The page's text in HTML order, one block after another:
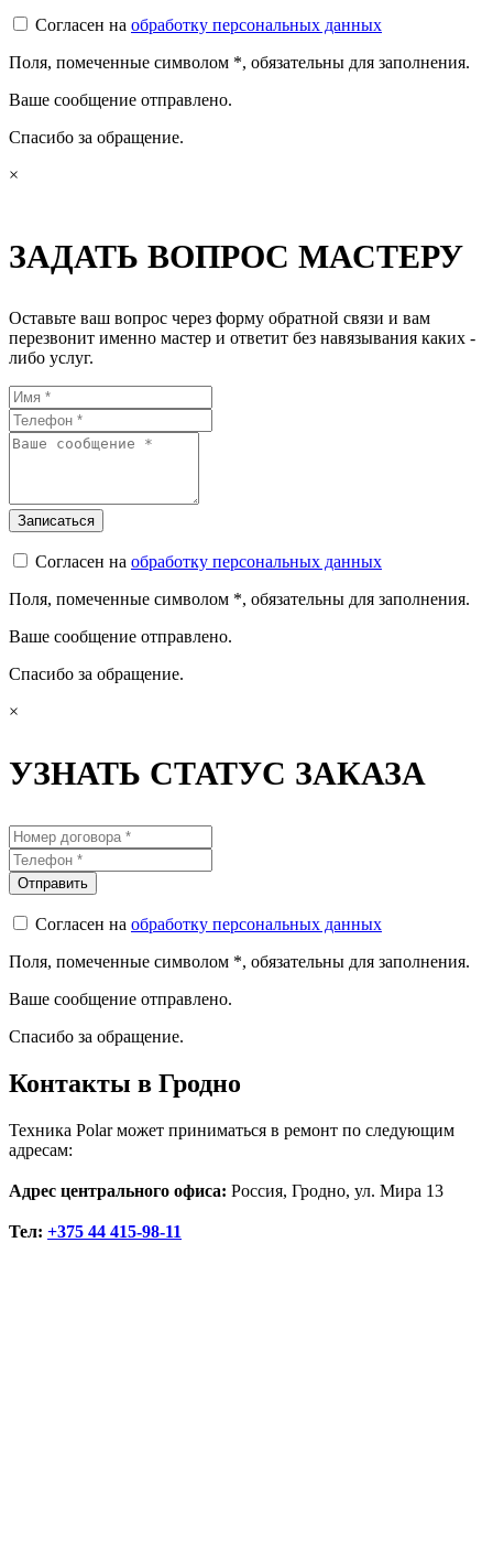
Согласен на обработку персональных данных
Поля, помеченные символом *, обязательны для заполнения.
Ваше сообщение отправлено.
Спасибо за обращение.
×
ЗАДАТЬ ВОПРОС МАСТЕРУ
Оставьте ваш вопрос через форму обратной связи и вам
перезвонит именно мастер и ответит без навязывания каких -
либо услуг.
Согласен на обработку персональных данных
Поля, помеченные символом *, обязательны для заполнения.
Ваше сообщение отправлено.
Спасибо за обращение.
×
УЗНАТЬ СТАТУС ЗАКАЗА
Согласен на обработку персональных данных
Поля, помеченные символом *, обязательны для заполнения.
Ваше сообщение отправлено.
Спасибо за обращение.
Контакты в Гродно
Техника Polar может приниматься в ремонт по следующим
адресам:
Адрес центрального офиса: Россия, Гродно, ул. Мира 13
Тел: +375 44 415-98-11